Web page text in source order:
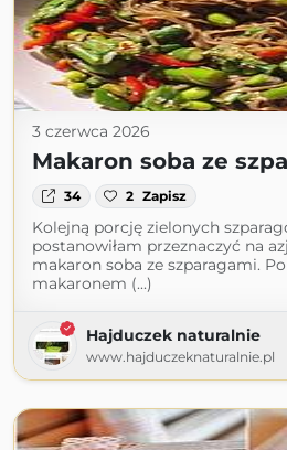
3 czerwca 2026
Makaron soba ze
34 2 Zapisz
Kolejną porcję zielonych
postanowiłam przeznaczyć na
makaron soba ze szparagami.
makaronem (...)
Hajduczek naturalnie
www.hajduczeknaturalnie.pl